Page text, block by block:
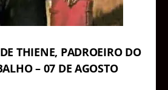
THIENE, PADROEIRO DO
– 07 DE AGOSTO